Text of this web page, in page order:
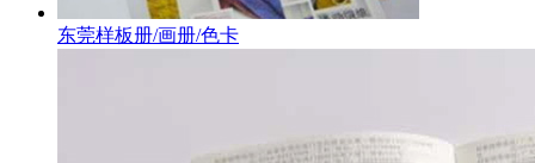
东莞样板册/画册/色卡